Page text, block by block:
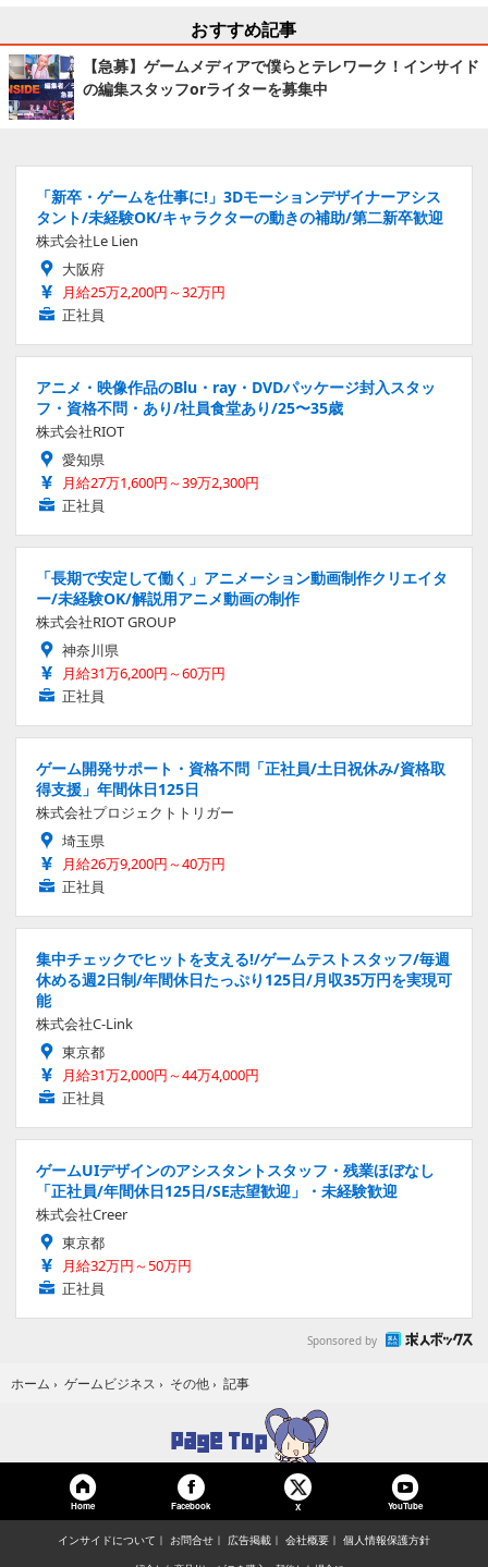
おすすめ記事
【急募】ゲームメディアで僕らとテレワーク！インサイド
の編集スタッフorライターを募集中
「新卒・ゲームを仕事に!」3Dモーションデザイナーアシス
タント/未経験OK/キャラクターの動きの補助/第二新卒歓迎
株式会社Le Lien
大阪府
月給25万2,200円～32万円
正社員
アニメ・映像作品のBlu・ray・DVDパッケージ封入スタッ
フ・資格不問・あり/社員食堂あり/25〜35歳
株式会社RIOT
愛知県
月給27万1,600円～39万2,300円
正社員
「長期で安定して働く」アニメーション動画制作クリエイタ
ー/未経験OK/解説用アニメ動画の制作
株式会社RIOT GROUP
神奈川県
月給31万6,200円～60万円
正社員
ゲーム開発サポート・資格不問「正社員/土日祝休み/資格取
得支援」年間休日125日
株式会社プロジェクトトリガー
埼玉県
月給26万9,200円～40万円
正社員
集中チェックでヒットを支える!/ゲームテストスタッフ/毎週
休める週2日制/年間休日たっぷり125日/月収35万円を実現可
能
株式会社C-Link
東京都
月給31万2,000円～44万4,000円
正社員
ゲームUIデザインのアシスタントスタッフ・残業ほぼなし
「正社員/年間休日125日/SE志望歓迎」・未経験歓迎
株式会社Creer
東京都
月給32万円～50万円
正社員
Sponsored by
ホーム › ゲームビジネス › その他 › 記事
Home Facebook X YouTube
インサイドについて お問合せ 広告掲載 会社概要 個人情報保護方針